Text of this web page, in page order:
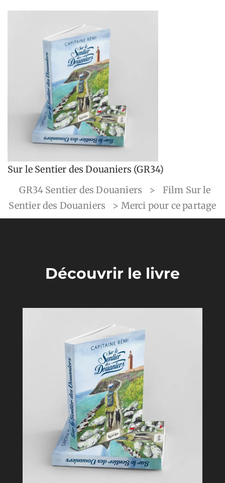
Sur le Sentier des Douaniers (GR34)
GR34 Sentier des Douaniers
>
Film Sur le
Sentier des Douaniers
> Merci pour ce partage
Découvrir le livre